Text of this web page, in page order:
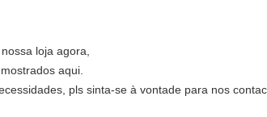
loja agora,
aqui.
pls sinta-se à vontade para nos